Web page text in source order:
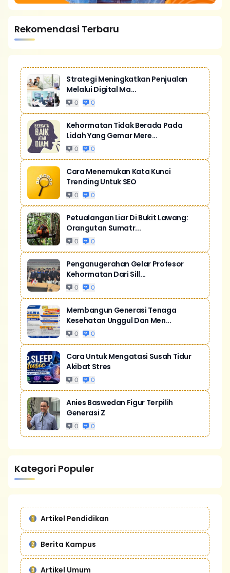
Rekomendasi Terbaru
Strategi Meningkatkan Penjualan
Melalui Digital Ma...
0 0
Kehormatan Tidak Berada Pada
Lidah Yang Gemar Mere...
0 0
Cara Menemukan Kata Kunci
Trending Untuk SEO
0 0
Petualangan Liar Di Bukit Lawang:
Orangutan Sumatr...
0 0
Penganugerahan Gelar Profesor
Kehormatan Dari Sill...
0 0
Membangun Generasi Tenaga
Kesehatan Unggul Dan Men...
0 0
Cara Untuk Mengatasi Susah Tidur
Akibat Stres
0 0
Anies Baswedan Figur Terpilih
Generasi Z
0 0
Kategori Populer
Artikel Pendidikan
Berita Kampus
Artikel Umum